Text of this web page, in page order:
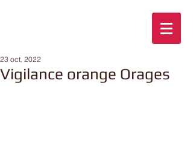
Vigilance orange Orages
23 oct. 2022